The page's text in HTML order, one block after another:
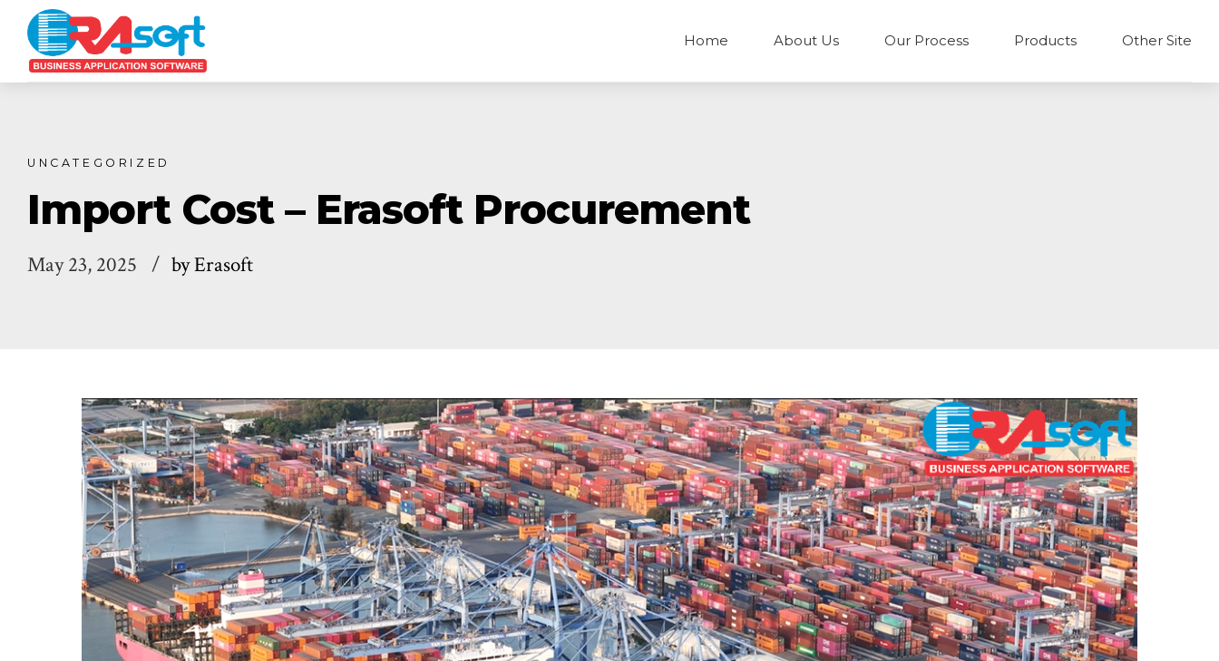
Home About Us Our Process Products Other Site
UNCATEGORIZED
Import Cost – Erasoft Procurement
May 23, 2025 by Erasoft